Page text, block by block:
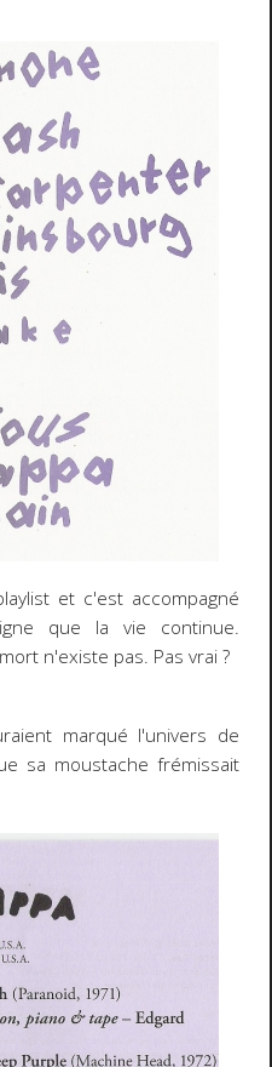
et c'est accompagné
que la vie continue.
n'existe pas. Pas vrai ?
marqué l'univers de
sa moustache frémissait